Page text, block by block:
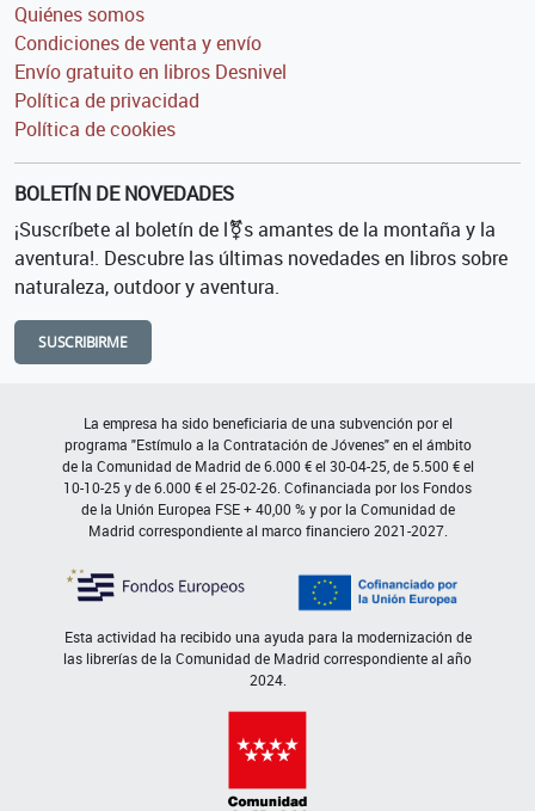
Quiénes somos
Condiciones de venta y envío
Envío gratuito en libros Desnivel
Política de privacidad
Política de cookies
BOLETÍN DE NOVEDADES
¡Suscríbete al boletín de l⚧s amantes de la montaña y la
aventura!. Descubre las últimas novedades en libros sobre
naturaleza, outdoor y aventura.
SUSCRIBIRME
La empresa ha sido beneficiaria de una subvención por el
programa "Estímulo a la Contratación de Jóvenes" en el ámbito
de la Comunidad de Madrid de 6.000 € el 30-04-25, de 5.500 € el
10-10-25 y de 6.000 € el 25-02-26. Cofinanciada por los Fondos
de la Unión Europea FSE + 40,00 % y por la Comunidad de
Madrid correspondiente al marco financiero 2021-2027.
Esta actividad ha recibido una ayuda para la modernización de
las librerías de la Comunidad de Madrid correspondiente al año
2024.